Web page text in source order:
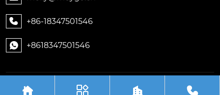
 +86-18347501546
 +8618347501546
Авторское право©ООО Ляонин Мэйигао Электро
   